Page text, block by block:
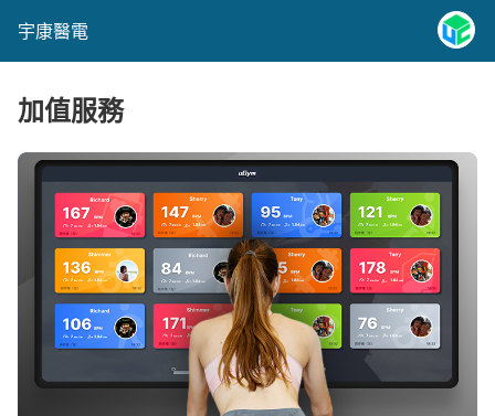
宇康醫電
加值服務